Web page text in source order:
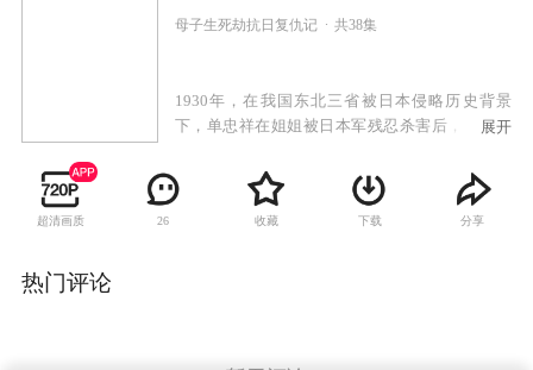
母子生死劫抗日复仇记 共38集
1930年，在我国东北三省被日本侵略历史背景
下，单忠祥在姐姐被日本军残忍杀害后，对日本
祥在用生命和智慧捍卫中华民族的尊严的同时，
也在对敌斗争的残酷环境下完成了人格自我救赎
和升华，以此歌颂了千千万万“龙的传人”不屈不
展开
超清画质 26 收藏 下载 分享
热门评论